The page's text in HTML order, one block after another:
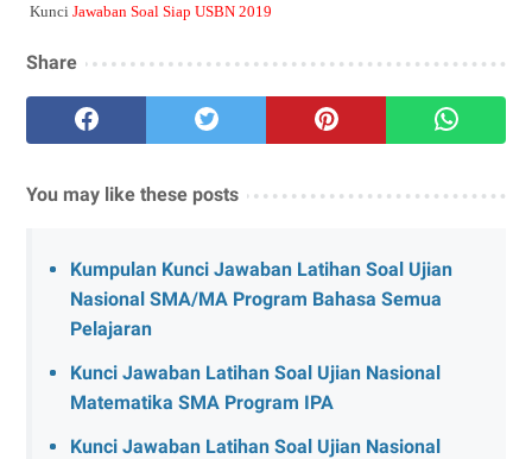
KunciJawaban Soal Siap USBN 2019
Share
You may like these posts
Kumpulan Kunci Jawaban Latihan Soal Ujian
Nasional SMA/MA Program Bahasa Semua
Pelajaran
Kunci Jawaban Latihan Soal Ujian Nasional
Matematika SMA Program IPA
Kunci Jawaban Latihan Soal Ujian Nasional